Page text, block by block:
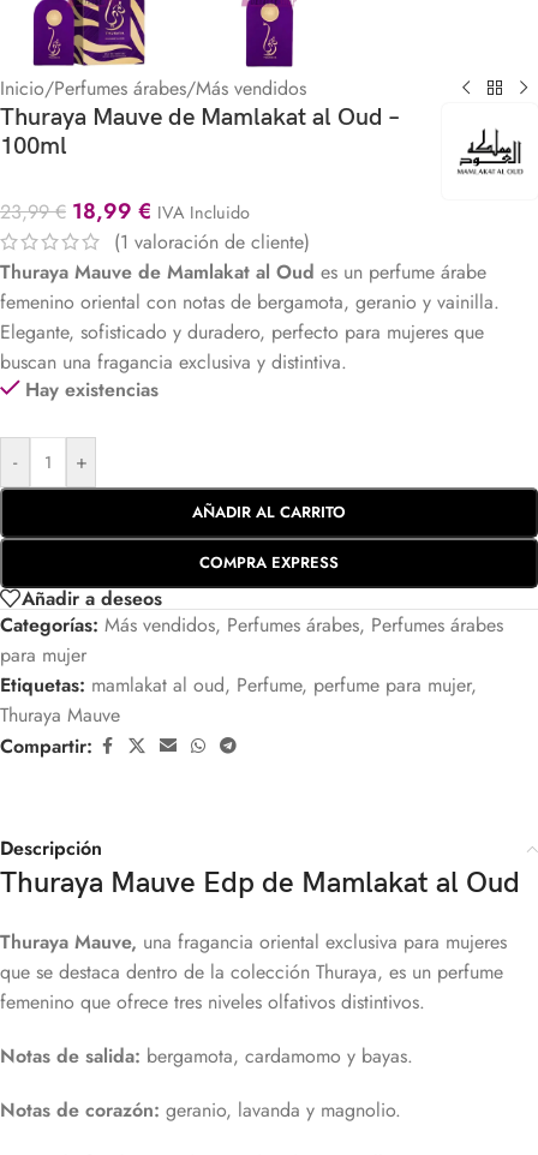
Inicio/Perfumes árabes/Más vendidos
Thuraya Mauve de Mamlakat al Oud –
100ml
23,99€ 18,99 € IVA Incluido
(1 valoración de cliente)
Thuraya Mauve de Mamlakat al Oud es un perfume árabe
femenino oriental con notas de bergamota, geranio y vainilla.
Elegante, sofisticado y duradero, perfecto para mujeres que
buscan una fragancia exclusiva y distintiva.
Hay existencias
- +
AÑADIR AL CARRITO
COMPRA EXPRESS
Añadir a deseos
Categorías: Más vendidos, Perfumes árabes, Perfumes árabes
para mujer
Etiquetas: mamlakat al oud, Perfume, perfume para mujer,
Thuraya Mauve
Compartir:
Descripción
Thuraya Mauve Edp de Mamlakat al Oud
Thuraya Mauve, una fragancia oriental exclusiva para mujeres
que se destaca dentro de la colección Thuraya, es un perfume
femenino que ofrece tres niveles olfativos distintivos.
Notas de salida: bergamota, cardamomo y bayas.
Notas de corazón: geranio, lavanda y magnolio.